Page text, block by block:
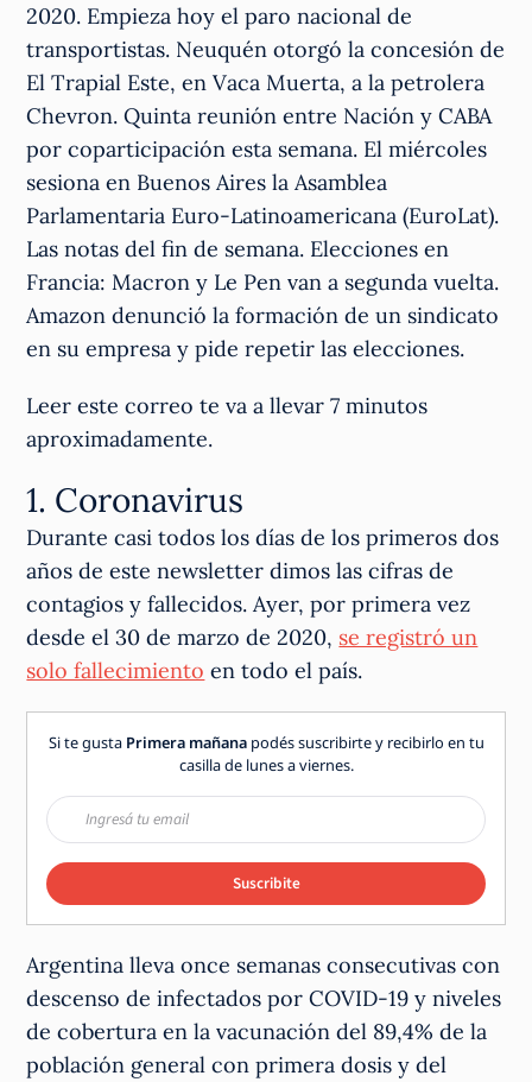
2020. Empieza hoy el paro nacional de
transportistas. Neuquén otorgó la concesión de
El Trapial Este, en Vaca Muerta, a la petrolera
Chevron. Quinta reunión entre Nación y CABA
por coparticipación esta semana. El miércoles
sesiona en Buenos Aires la Asamblea
Parlamentaria Euro-Latinoamericana (EuroLat).
Las notas del fin de semana. Elecciones en
Francia: Macron y Le Pen van a segunda vuelta.
Amazon denunció la formación de un sindicato
en su empresa y pide repetir las elecciones.
Leer este correo te va a llevar 7 minutos
aproximadamente.
1. Coronavirus
Durante casi todos los días de los primeros dos
años de este newsletter dimos las cifras de
contagios y fallecidos. Ayer, por primera vez
desde el 30 de marzo de 2020, se registró un
solo fallecimiento en todo el país.
Si te gusta Primera mañanapodés suscribirte y recibirlo en tu
casilla de lunes a viernes.
Suscribite
Argentina lleva once semanas consecutivas con
descenso de infectados por COVID-19 y niveles
de cobertura en la vacunación del 89,4% de la
población general con primera dosis y del